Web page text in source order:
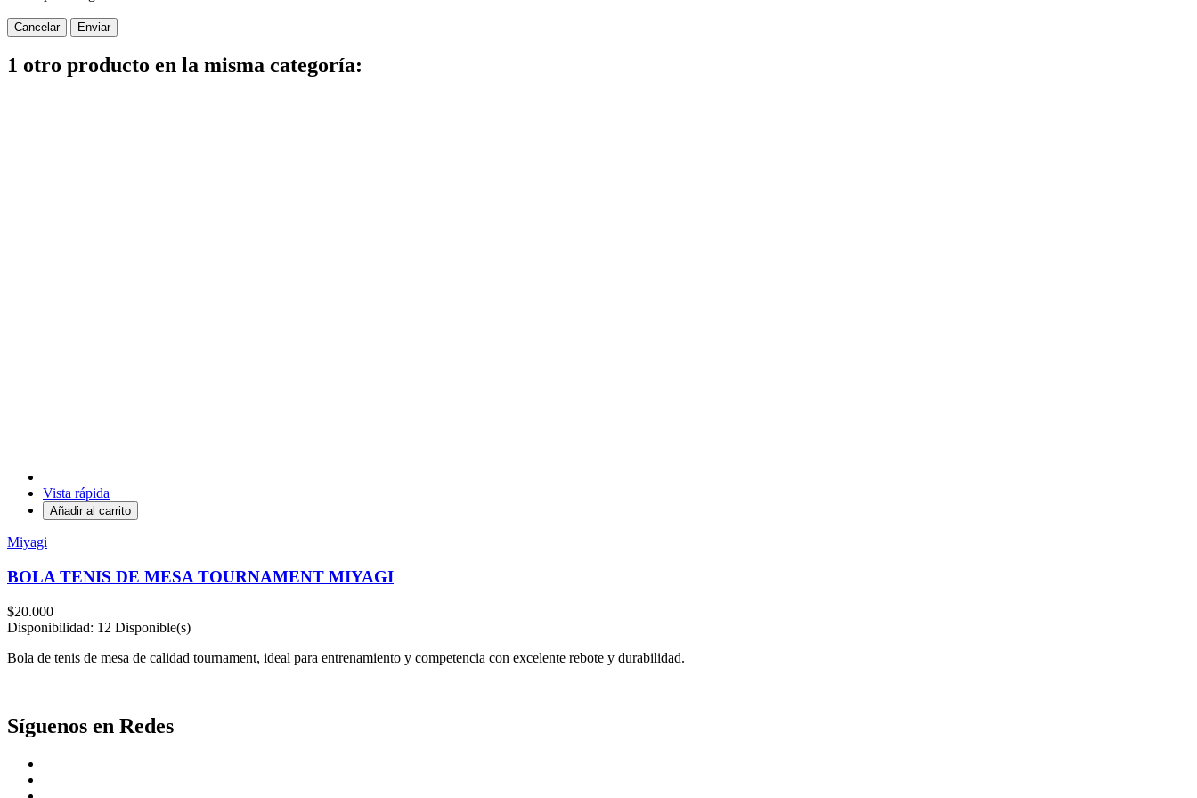
Cancelar Enviar
1 otro producto en la misma categoría:
Vista rápida
Añadir al carrito
Miyagi
BOLA TENIS DE MESA TOURNAMENT MIYAGI
$20.000
Disponibilidad: 12 Disponible(s)
Bola de tenis de mesa de calidad tournament, ideal para entrenamiento y competencia con excelente rebote y durabilidad.
Síguenos en Redes